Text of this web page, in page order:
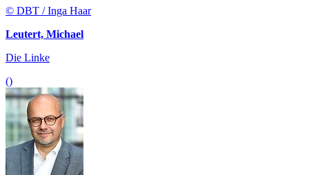
© DBT / Inga Haar
Leutert, Michael
Die Linke
()